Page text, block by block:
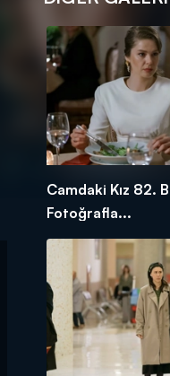
Camdaki Kız 82.
Fotoğrafla...